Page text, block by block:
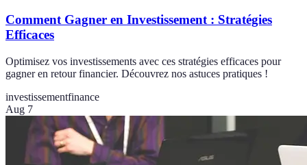
Comment Gagner en Investissement : Stratégies
Efficaces
Optimisez vos investissements avec ces stratégies efficaces pour
gagner en retour financier. Découvrez nos astuces pratiques !
investissementfinance
Aug 7